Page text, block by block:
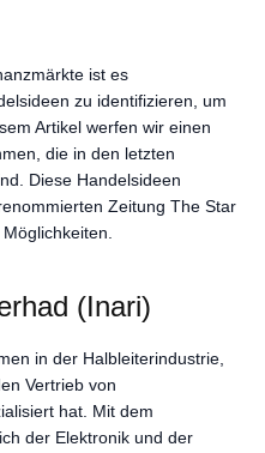
ist es
zu identifizieren, um
Artikel werfen wir einen
die in den letzten
Diese Handelsideen
Zeitung The Star
(Inari)
in der Halbleiterindustrie,
Vertrieb von
hat. Mit dem
der Elektronik und der